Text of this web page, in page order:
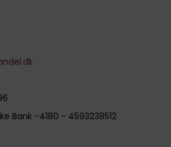
Bank -4180 - 4593238512